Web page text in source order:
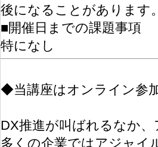
後になることがあります
■開催日までの課題事項
特になし
◆当講座はオンライン参
DX推進が叫ばれるなか
多くの企業ではアジャイ